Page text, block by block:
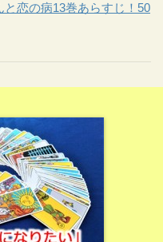
恋の病13巻あらすじ！50